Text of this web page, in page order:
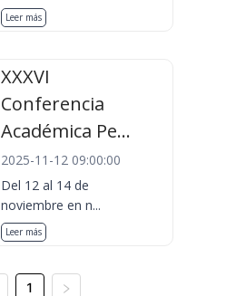
Leer más
XXXVI
Conferencia
Académica Pe...
2025-11-12 09:00:00
Del 12 al 14 de
noviembre en n...
Leer más
1